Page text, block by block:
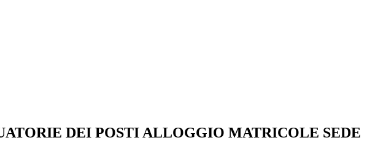
DEI POSTI ALLOGGIO MATRICOLE SEDE